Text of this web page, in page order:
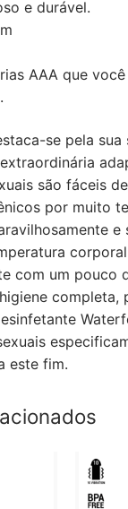
e durável.
AAA que
se pela
são fáceis
por muito
e
com um pouco
completa,
este fim.